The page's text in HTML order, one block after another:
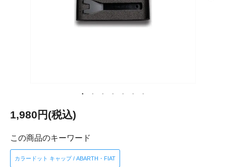
1,980円(税込)
この商品のキーワード
カラードット キャップ / ABARTH・FIAT